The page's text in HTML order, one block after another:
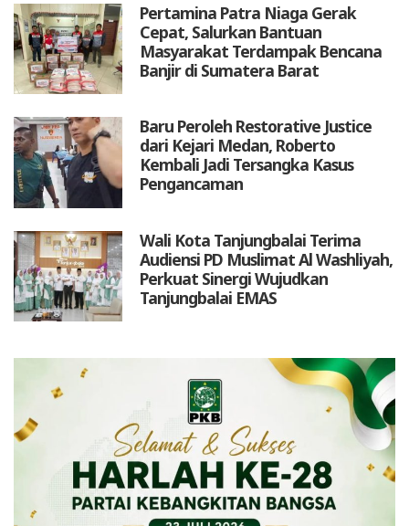
Pertamina Patra Niaga Gerak
Cepat, Salurkan Bantuan
Masyarakat Terdampak Bencana
Banjir di Sumatera Barat
Baru Peroleh Restorative Justice
dari Kejari Medan, Roberto
Kembali Jadi Tersangka Kasus
Pengancaman
Wali Kota Tanjungbalai Terima
Audiensi PD Muslimat Al Washliyah,
Perkuat Sinergi Wujudkan
Tanjungbalai EMAS